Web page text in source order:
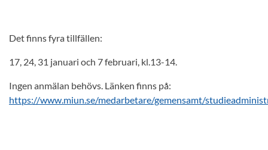
Det finns fyra tillfällen:
17, 24, 31 januari och 7 februari, kl.13-14.
Ingen anmälan behövs. Länken finns på:
https://www.miun.se/medarbetare/gemensamt/